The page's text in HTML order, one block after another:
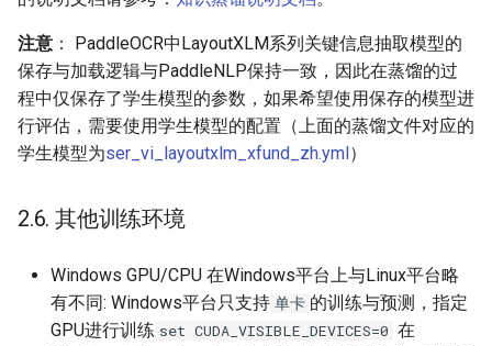
注意 ： PaddleOCR中LayoutXLM系列关键信息抽取模型的
保存与加载逻辑与PaddleNLP保持一致，因此在蒸馏的过
程中仅保存了学生模型的参数，如果希望使用保存的模型进
行评估，需要使用学生模型的配置（上面的蒸馏文件对应的
学生模型为ser_vi_layoutxlm_xfund_zh.yml）
2.6. 其他训练环境
Windows GPU/CPU 在Windows平台上与Linux平台略
有不同: Windows平台只支持 单卡 的训练与预测，指定
GPU进行训练 set CUDA_VISIBLE_DEVICES=0 在